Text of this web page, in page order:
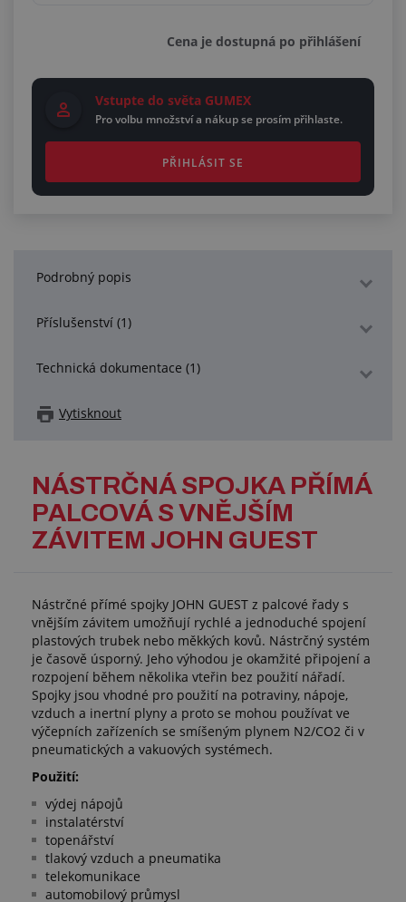
Cena je dostupná po přihlášení
Vstupte do světa GUMEX
Pro volbu množství a nákup se prosím přihlaste.
PŘIHLÁSIT SE
Podrobný popis
Příslušenství (1)
Technická dokumentace (1)
Vytisknout
NÁSTRČNÁ SPOJKA PŘÍMÁ
PALCOVÁ S VNĚJŠÍM
ZÁVITEM JOHN GUEST
Nástrčné přímé spojky JOHN GUEST z palcové řady s
vnějším závitem umožňují rychlé a jednoduché spojení
plastových trubek nebo měkkých kovů. Nástrčný systém
je časově úsporný. Jeho výhodou je okamžité připojení a
rozpojení během několika vteřin bez použití nářadí.
Spojky jsou vhodné pro použití na potraviny, nápoje,
vzduch a inertní plyny a proto se mohou používat ve
výčepních zařízeních se smíšeným plynem N2/CO2 či v
pneumatických a vakuových systémech.
Použití:
výdej nápojů
instalatérství
topenářství
tlakový vzduch a pneumatika
telekomunikace
automobilový průmysl